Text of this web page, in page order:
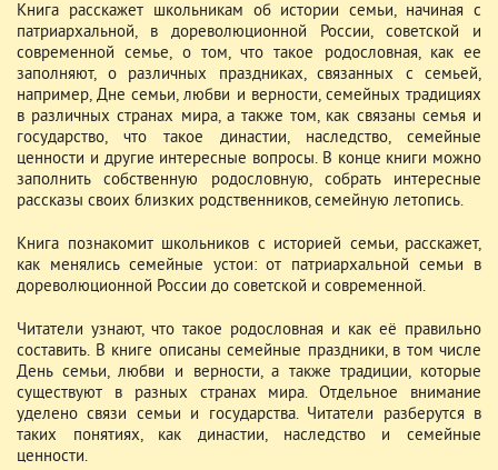
Книга расскажет школьникам об истории семьи, начиная с
патриархальной, в дореволюционной России, советской и
современной семье, о том, что такое родословная, как ее
заполняют, о различных праздниках, связанных с семьей,
например, Дне семьи, любви и верности, семейных традициях
в различных странах мира, а также том, как связаны семья и
государство, что такое династии, наследство, семейные
ценности и другие интересные вопросы. В конце книги можно
заполнить собственную родословную, собрать интересные
рассказы своих близких родственников, семейную летопись.
Книга познакомит школьников с историей семьи, расскажет,
как менялись семейные устои: от патриархальной семьи в
дореволюционной России до советской и современной.
Читатели узнают, что такое родословная и как её правильно
составить. В книге описаны семейные праздники, в том числе
День семьи, любви и верности, а также традиции, которые
существуют в разных странах мира. Отдельное внимание
уделено связи семьи и государства. Читатели разберутся в
таких понятиях, как династии, наследство и семейные
ценности.